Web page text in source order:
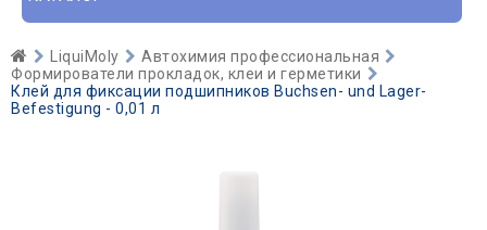
LiquiMoly
Автохимия профессиональная
Формирователи прокладок, клеи и герметики
Клей для фиксации подшипников Buchsen- und Lager-
Befestigung - 0,01 л